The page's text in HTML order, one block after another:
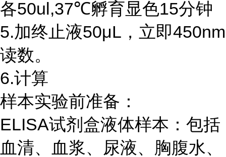
各50ul,37℃孵育显色15分钟
5.加终止液50μL，立即450nm
读数。
6.计算
样本实验前准备：
ELISA试剂盒液体样本：包括
血清、血浆、尿液、胸腹水、